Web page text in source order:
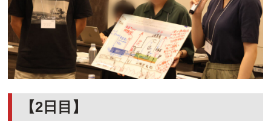
【2日目】